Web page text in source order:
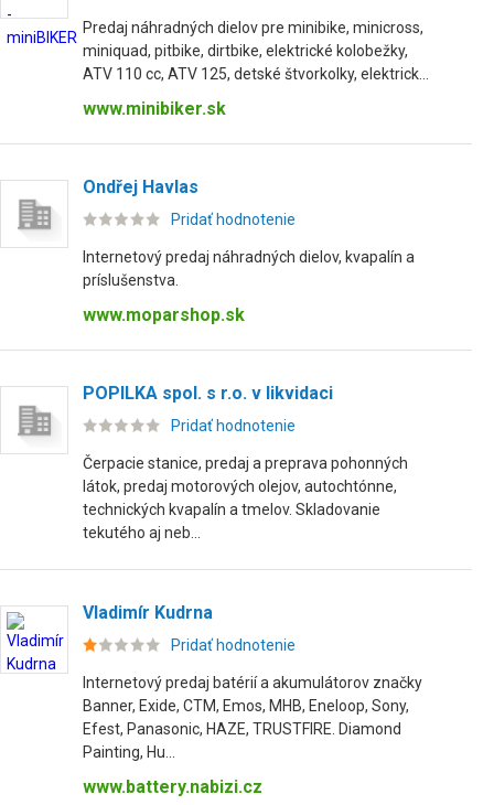
Predaj náhradných dielov pre minibike, minicross,
miniquad, pitbike, dirtbike, elektrické kolobežky,
ATV 110 cc, ATV 125, detské štvorkolky, elektrick...
www.minibiker.sk
Ondřej Havlas
Pridať hodnotenie
Internetový predaj náhradných dielov, kvapalín a
príslušenstva.
www.moparshop.sk
POPILKA spol. s r.o. v likvidaci
Pridať hodnotenie
Čerpacie stanice, predaj a preprava pohonných
látok, predaj motorových olejov, autochtónne,
technických kvapalín a tmelov. Skladovanie
tekutého aj neb...
Vladimír Kudrna
Pridať hodnotenie
Internetový predaj batérií a akumulátorov značky
Banner, Exide, CTM, Emos, MHB, Eneloop, Sony,
Efest, Panasonic, HAZE, TRUSTFIRE. Diamond
Painting, Hu...
www.battery.nabizi.cz